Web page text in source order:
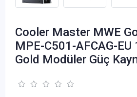
Cooler Master MWE
MPE-C501-AFCAG-
Gold Modüler Güç